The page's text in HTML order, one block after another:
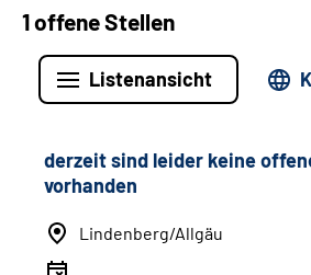
1 offene Stellen
Listenansicht
derzeit sind leider keine
vorhanden
Lindenberg/Allgäu